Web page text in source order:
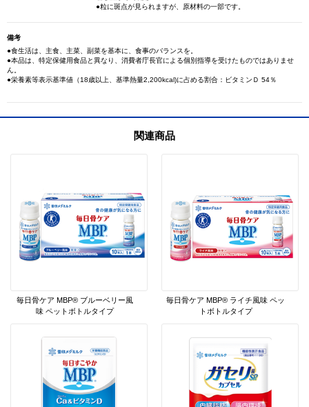
●粒に斑点が見られますが、原材料の一部です。
備考
●食生活は、主食、主菜、副菜を基本に、食事のバランスを。
●本品は、特定保健用食品と異なり、消費者庁長官による個別指導を受けたものではありませ
ん。
●栄養素等表示基準値（18歳以上、基準熱量2,200kcal)に占める割合：ビタミンＤ 54％
関連商品
毎日骨ケア MBP® ブルーベリー風
味 ペットボトルタイプ
毎日骨ケア MBP® ライチ風味 ペッ
トボトルタイプ